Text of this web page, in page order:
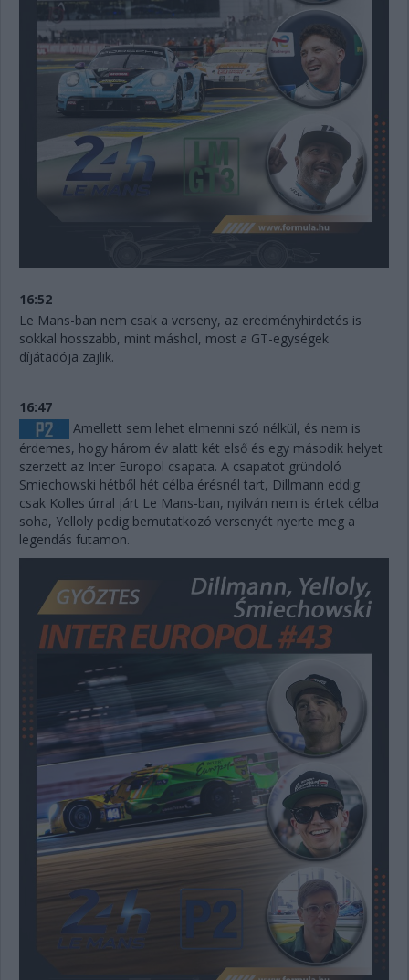
16:52
Le Mans-ban nem csak a verseny, az eredményhirdetés is
sokkal hosszabb, mint máshol, most a GT-egységek
díjátadója zajlik.
16:47
Amellett sem lehet elmenni szó nélkül, és nem is
érdemes, hogy három év alatt két első és egy második helyet
szerzett az Inter Europol csapata. A csapatot gründoló
Smiechowski hétből hét célba érésnél tart, Dillmann eddig
csak Kolles úrral járt Le Mans-ban, nyilván nem is értek célba
soha, Yelloly pedig bemutatkozó versenyét nyerte meg a
legendás futamon.